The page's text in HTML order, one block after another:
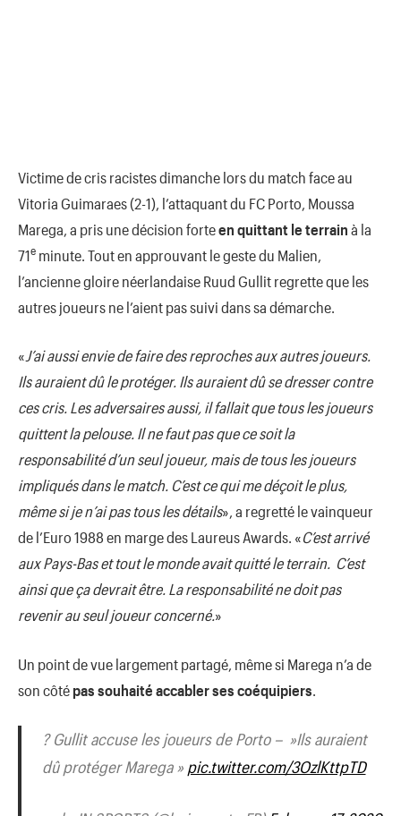
Victime de cris racistes dimanche lors du match face au
Vitoria Guimaraes (2-1), l’attaquant du FC Porto, Moussa
Marega, a pris une décision forteen quittant le terrain à la
71e minute. Tout en approuvant le geste du Malien,
l’ancienne gloire néerlandaise Ruud Gullit regrette que les
autres joueurs ne l’aient pas suivi dans sa démarche.
« J’ai aussi envie de faire des reproches aux autres joueurs.
Ils auraient dû le protéger. Ils auraient dû se dresser contre
ces cris. Les adversaires aussi, il fallait que tous les joueurs
quittent la pelouse. Il ne faut pas que ce soit la
responsabilité d’un seul joueur, mais de tous les joueurs
impliqués dans le match. C’est ce qui me déçoit le plus,
même si je n’ai pas tous les détails», a regretté le vainqueur
de l’Euro 1988 en marge des Laureus Awards. «C’est arrivé
aux Pays-Bas et tout le monde avait quitté le terrain. C’est
ainsi que ça devrait être. La responsabilité ne doit pas
revenir au seul joueur concerné.»
Un point de vue largement partagé, même si Marega n’a de
son côté pas souhaité accabler ses coéquipiers
? Gullit accuse les joueurs de Porto – »Ils auraient
dû protéger Marega » pic.twitter.com/3OzlKttpTD